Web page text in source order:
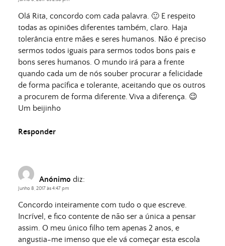
Olá Rita, concordo com cada palavra. 🙂 E respeito
todas as opiniões diferentes também, claro. Haja
tolerância entre mães e seres humanos. Não é preciso
sermos todos iguais para sermos todos bons pais e
bons seres humanos. O mundo irá para a frente
quando cada um de nós souber procurar a felicidade
de forma pacífica e tolerante, aceitando que os outros
a procurem de forma diferente. Viva a diferença. 😉
Um beijinho
Responder
Anónimo diz:
Junho 8, 2017 às 4:47 pm
Concordo inteiramente com tudo o que escreve.
Incrível, e fico contente de não ser a única a pensar
assim. O meu único filho tem apenas 2 anos, e
angustia-me imenso que ele vá começar esta escola